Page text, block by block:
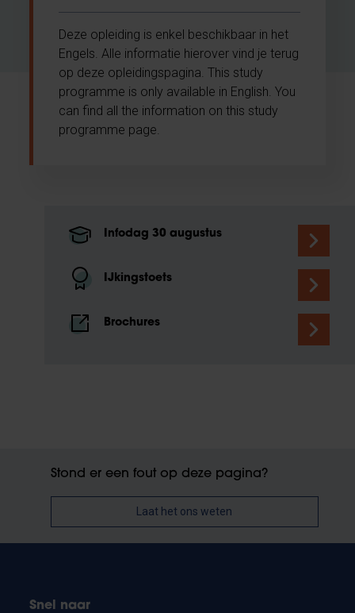
Deze opleiding is enkel beschikbaar in het
Engels. Alle informatie hierover vind je terug
op deze opleidingspagina. This study
programme is only available in English. You
can find all the information on this study
programme page.
Infodag 30 augustus
IJkingstoets
Brochures
Stond er een fout op deze pagina?
Laat het ons weten
Snel naar